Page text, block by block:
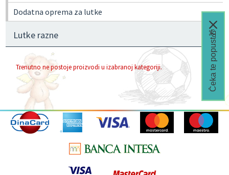
Dodatna oprema za lutke
Lutke razne
Trenutno ne postoje proizvodi u izabranoj kategoriji. Čeka te popust🎁